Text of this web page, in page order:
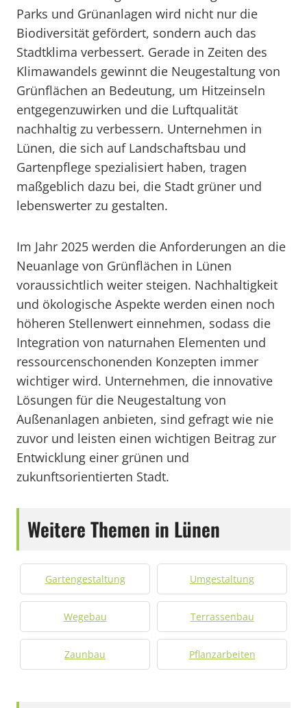
Parks und Grünanlagen wird nicht nur die
Biodiversität gefördert, sondern auch das
Stadtklima verbessert. Gerade in Zeiten des
Klimawandels gewinnt die Neugestaltung von
Grünflächen an Bedeutung, um Hitzeinseln
entgegenzuwirken und die Luftqualität
nachhaltig zu verbessern. Unternehmen in
Lünen, die sich auf Landschaftsbau und
Gartenpflege spezialisiert haben, tragen
maßgeblich dazu bei, die Stadt grüner und
lebenswerter zu gestalten.
Im Jahr 2025 werden die Anforderungen an die
Neuanlage von Grünflächen in Lünen
voraussichtlich weiter steigen. Nachhaltigkeit
und ökologische Aspekte werden einen noch
höheren Stellenwert einnehmen, sodass die
Integration von naturnahen Elementen und
ressourcenschonenden Konzepten immer
wichtiger wird. Unternehmen, die innovative
Lösungen für die Neugestaltung von
Außenanlagen anbieten, sind gefragt wie nie
zuvor und leisten einen wichtigen Beitrag zur
Entwicklung einer grünen und
zukunftsorientierten Stadt.
Weitere Themen in Lünen
Gartengestaltung Umgestaltung
Wegebau Terrassenbau
Zaunbau Pflanzarbeiten